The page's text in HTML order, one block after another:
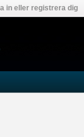
in eller registrera dig